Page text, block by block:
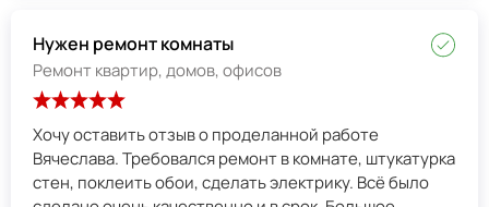
Нужен ремонт комнаты
Ремонт квартир, домов, офисов
Хочу оставить отзыв о проделанной работе
Вячеслава. Требовался ремонт в комнате, штукатурка
стен, поклеить обои, сделать электрику. Всё было